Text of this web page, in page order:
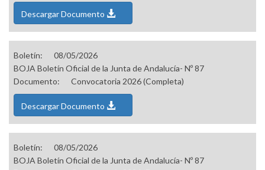
Descargar Documento
Boletín:
08/05/2026
BOJA Boletín Oficial de la Junta de Andalucía- Nº 87
Documento:
Convocatoria 2026 (Completa)
Descargar Documento
Boletín:
08/05/2026
BOJA Boletín Oficial de la Junta de Andalucía- Nº 87